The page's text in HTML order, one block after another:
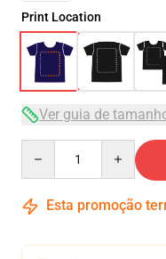
Print Location
Ver guia de
Esta promoção